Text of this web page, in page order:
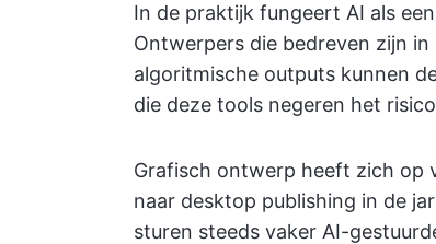
In de praktijk fungeert AI als
Ontwerpers die bedreven zijn
algoritmische outputs kunnen
die deze tools negeren het
Grafisch ontwerp heeft zich op
naar desktop publishing in de
sturen steeds vaker AI-